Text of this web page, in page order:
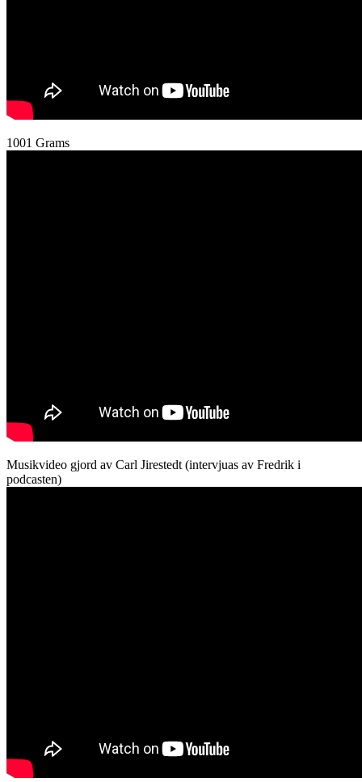
1001 Grams
Musikvideo gjord av Carl Jirestedt (intervjuas av Fredrik i
podcasten)